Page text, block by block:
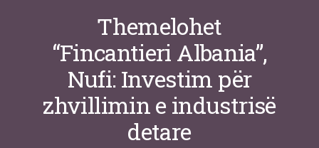
Themelohet
“Fincantieri Albania”,
Nufi: Investim për
zhvillimin e industrisë
detare